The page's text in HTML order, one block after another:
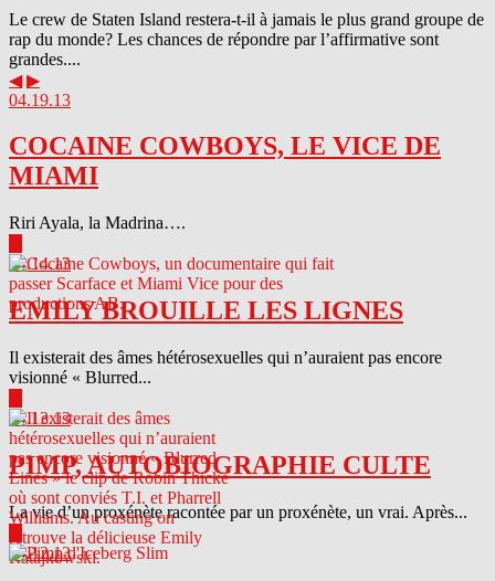
Le crew de Staten Island restera-t-il à jamais le plus grand groupe de
rap du monde? Les chances de répondre par l’affirmative sont
grandes....
◀ ▶
04.19.13
COCAINE COWBOYS, LE VICE DE
MIAMI
Riri Ayala, la Madrina….
04.14.13
EMILY BROUILLE LES LIGNES
Il existerait des âmes hétérosexuelles qui n’auraient pas encore
visionné « Blurred...
04.13.13
PIMP, AUTOBIOGRAPHIE CULTE
La vie d’un proxénète racontée par un proxénète, un vrai. Après...
04.12.13